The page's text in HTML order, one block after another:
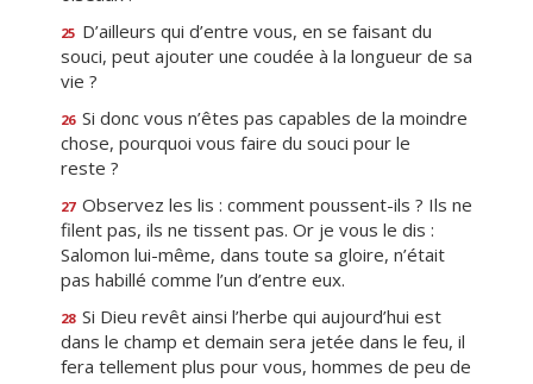
25 D’ailleurs qui d’entre vous, en se faisant du
souci, peut ajouter une coudée à la longueur de sa
vie ?
26 Si donc vous n’êtes pas capables de la moindre
chose, pourquoi vous faire du souci pour le
reste ?
27 Observez les lis : comment poussent-ils ? Ils ne
filent pas, ils ne tissent pas. Or je vous le dis :
Salomon lui-même, dans toute sa gloire, n’était
pas habillé comme l’un d’entre eux.
28 Si Dieu revêt ainsi l’herbe qui aujourd’hui est
dans le champ et demain sera jetée dans le feu, il
fera tellement plus pour vous, hommes de peu de